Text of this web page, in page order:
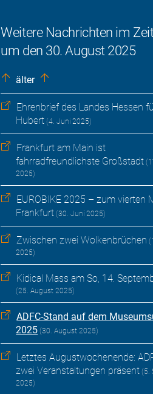
Weitere Nachrichten im
um den 30. August 2025
älter
Ehrenbrief des Landes Hessen
Hubert (4. Juni 2025)
Frankfurt am Main ist
fahrradfreundlichste Großstadt
2025)
EUROBIKE 2025 – zum vierten
Frankfurt (30. Juni 2025)
Zwischen zwei Wolkenbrüchen
2025)
Kidical Mass am So, 14.
(25. August 2025)
ADFC-Stand auf dem
2025 (30. August 2025)
Letztes Augustwochenende:
zwei Veranstaltungen präsent (5.
2025)